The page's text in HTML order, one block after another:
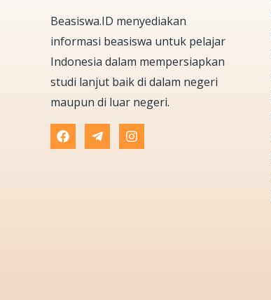
Beasiswa.ID menyediakan
informasi beasiswa untuk pelajar
Indonesia dalam mempersiapkan
studi lanjut baik di dalam negeri
maupun di luar negeri.